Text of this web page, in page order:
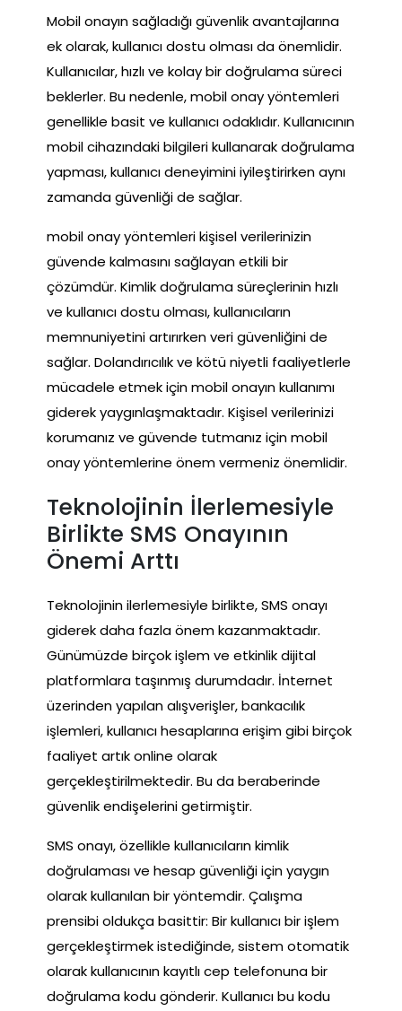
Mobil onayın sağladığı güvenlik avantajlarına
ek olarak, kullanıcı dostu olması da önemlidir.
Kullanıcılar, hızlı ve kolay bir doğrulama süreci
beklerler. Bu nedenle, mobil onay yöntemleri
genellikle basit ve kullanıcı odaklıdır. Kullanıcının
mobil cihazındaki bilgileri kullanarak doğrulama
yapması, kullanıcı deneyimini iyileştirirken aynı
zamanda güvenliği de sağlar.
mobil onay yöntemleri kişisel verilerinizin
güvende kalmasını sağlayan etkili bir
çözümdür. Kimlik doğrulama süreçlerinin hızlı
ve kullanıcı dostu olması, kullanıcıların
memnuniyetini artırırken veri güvenliğini de
sağlar. Dolandırıcılık ve kötü niyetli faaliyetlerle
mücadele etmek için mobil onayın kullanımı
giderek yaygınlaşmaktadır. Kişisel verilerinizi
korumanız ve güvende tutmanız için mobil
onay yöntemlerine önem vermeniz önemlidir.
Teknolojinin İlerlemesiyle
Birlikte SMS Onayının
Önemi Arttı
Teknolojinin ilerlemesiyle birlikte, SMS onayı
giderek daha fazla önem kazanmaktadır.
Günümüzde birçok işlem ve etkinlik dijital
platformlara taşınmış durumdadır. İnternet
üzerinden yapılan alışverişler, bankacılık
işlemleri, kullanıcı hesaplarına erişim gibi birçok
faaliyet artık online olarak
gerçekleştirilmektedir. Bu da beraberinde
güvenlik endişelerini getirmiştir.
SMS onayı, özellikle kullanıcıların kimlik
doğrulaması ve hesap güvenliği için yaygın
olarak kullanılan bir yöntemdir. Çalışma
prensibi oldukça basittir: Bir kullanıcı bir işlem
gerçekleştirmek istediğinde, sistem otomatik
olarak kullanıcının kayıtlı cep telefonuna bir
doğrulama kodu gönderir. Kullanıcı bu kodu